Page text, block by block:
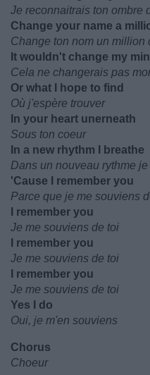
Je reconnaitrais ton ombre
Change your name a
Change ton nom un million
It wouldn't change my
Cela ne changerais pas
Or what I hope to find
Où j'espère trouver
In your heart unerneath
Sous ton coeur
In a new rhythm I breathe
Dans un nouveau rythme
'Cause I remember you
Parce que je me souviens
I remember you
Je me souviens de toi
I remember you
Je me souviens de toi
I remember you
Je me souviens de toi
Yes I do
Oui, je m'en souviens
Chorus
Choeur